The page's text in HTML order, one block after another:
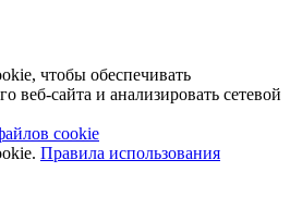
чтобы обеспечивать
веб-сайта и анализировать сетевой
cookie
Правила использования